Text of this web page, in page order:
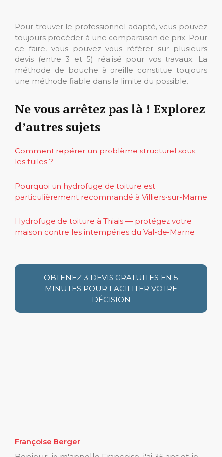
Pour trouver le professionnel adapté, vous pouvez
toujours procéder à une comparaison de prix. Pour
ce faire, vous pouvez vous référer sur plusieurs
devis (entre 3 et 5) réalisé pour vos travaux. La
méthode de bouche à oreille constitue toujours
une méthode fiable dans la limite du possible.
Ne vous arrêtez pas là ! Explorez
d’autres sujets
Comment repérer un problème structurel sous
les tuiles ?
Pourquoi un hydrofuge de toiture est
particulièrement recommandé à Villiers-sur-Marne
Hydrofuge de toiture à Thiais — protégez votre
maison contre les intempéries du Val-de-Marne
OBTENEZ 3 DEVIS GRATUITES EN 5
MINUTES POUR FACILITER VOTRE
DÉCISION
Françoise Berger